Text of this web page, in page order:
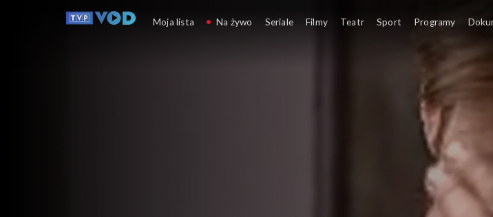
Plebania
Moja lista Na żywo Seriale Filmy Teatr Sport Programy